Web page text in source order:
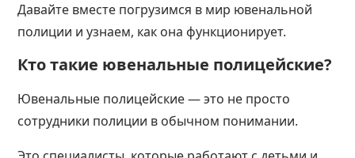
Давайте вместе погрузимся в мир ювенальной
полиции и узнаем, как она функционирует.
Кто такие ювенальные полицейские?
Ювенальные полицейские — это не просто
сотрудники полиции в обычном понимании.